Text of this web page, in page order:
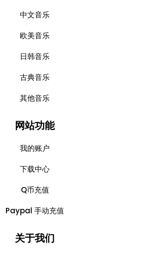
中文音乐
欧美音乐
日韩音乐
古典音乐
其他音乐
网站功能
我的账户
下载中心
Q币充值
Paypal 手动充值
关于我们